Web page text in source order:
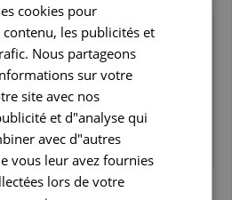
de soins de santé est
cookies pour
les publicités et
Nous partageons
sur votre
site avec nos
et d"analyse qui
avec d"autres
vous leur avez fournies
lors de votre